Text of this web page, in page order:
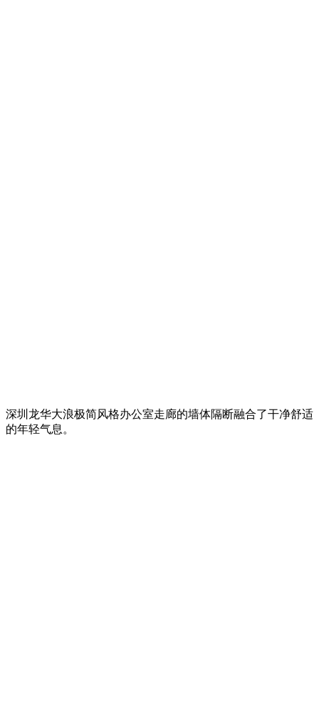
深圳龙华大浪极简风格办公室走廊的墙体隔断融合了干净舒适
的年轻气息。